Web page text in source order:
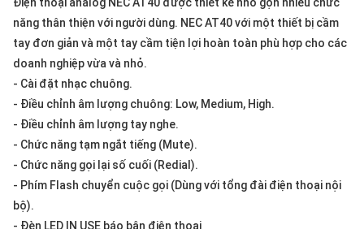
năng thân thiện với người dùng. NEC AT40 với một thiết bị cầm
tay đơn giản và một tay cầm tiện lợi hoàn toàn phù hợp cho các
doanh nghiệp vừa và nhỏ.
- Cài đặt nhạc chuông.
- Điều chỉnh âm lượng chuông: Low, Medium, High.
- Điều chỉnh âm lượng tay nghe.
- Chức năng tạm ngắt tiếng (Mute).
- Chức năng gọi lại số cuối (Redial).
- Phím Flash chuyển cuộc gọi (Dùng với tổng đài điện thoại nội
bộ).
- Đèn LED IN USE báo bận điện thoại
Tin
tức
Liên
hệ
Giới
thiệu
NGÔN
NGỮ
Tiếng